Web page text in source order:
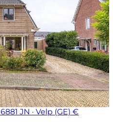
6881 JN · Velp (GE) €